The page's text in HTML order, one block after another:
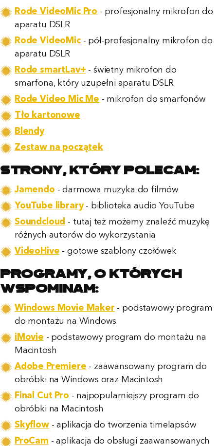
Rode VideoMic Pro - profesjonalny mikrofon do
aparatu DSLR
Rode VideoMic- pół-profesjonalny mikrofon do
aparatu DSLR
Rode smartLav+ - świetny mikrofon do
smarfona, który uzupełni aparatu DSLR
Rode Video Mic Me - mikrofon do smarfonów
Tło kartonowe
Blendy
Zestaw na początek
Strony, który polecam:
Jamendo - darmowa muzyka do filmów
YouTube library- biblioteka audio YouTube
Soundcloud - tutaj też możemy znaleźć muzykę
różnych autorów do wykorzystania
VideoHive - gotowe szablony czołówek
Programy, o których
wspominam:
Windows Movie Maker - podstawowy program
do montażu na Windows
iMovie - podstawowy program do montażu na
Macintosh
Adobe Premiere - zaawansowany program do
obróbki na Windows oraz Macintosh
Final Cut Pro - najpopularniejszy program do
obróbki na Macintosh
Skyflow- aplikacja do tworzenia timelapsów
ProCam - aplikacja do obsługi zaawansowanych